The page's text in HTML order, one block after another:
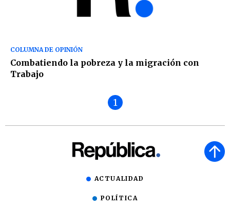
COLUMNA DE OPINIÓN
Combatiendo la pobreza y la migración con
Trabajo
1
ACTUALIDAD
POLÍTICA